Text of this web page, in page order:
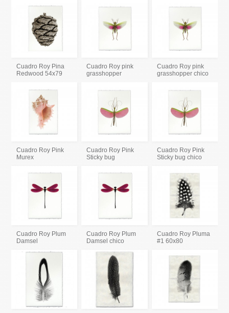
Cuadro Roy Pina
Redwood 54x79
Cuadro Roy pink
grasshopper
Cuadro Roy pink
grasshopper chico
Cuadro Roy Pink
Murex
Cuadro Roy Pink
Sticky bug
Cuadro Roy Pink
Sticky bug chico
Cuadro Roy Plum
Damsel
Cuadro Roy Plum
Damsel chico
Cuadro Roy Pluma
#1 60x80